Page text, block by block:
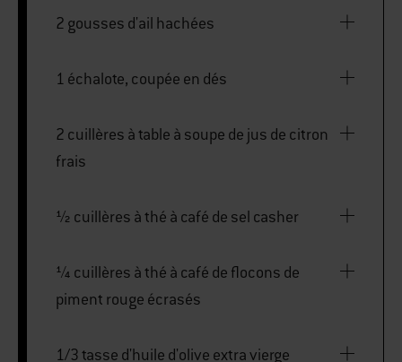
2 gousses d'ail hachées
1 échalote, coupée en dés
2 cuillères à table à soupe de jus de citron
frais
½ cuillères à thé à café de sel casher
¼ cuillères à thé à café de flocons de
piment rouge écrasés
1/3 tasse d'huile d'olive extra vierge